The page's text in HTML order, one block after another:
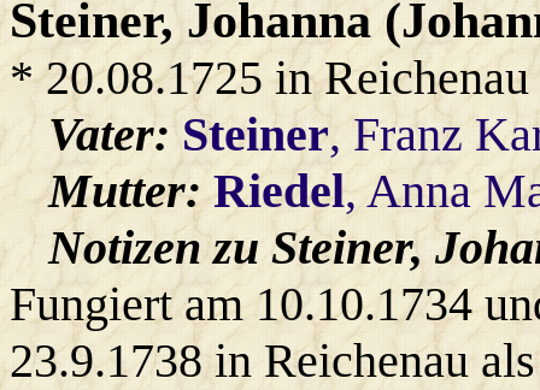
Steiner, Johanna
* 20.08.1725 in Reichenau
Vater:Steiner, Franz
Mutter:Riedel, Anna
Notizen zu Steiner,
Fungiert am 10.10.1734
23.9.1738 in Reichenau